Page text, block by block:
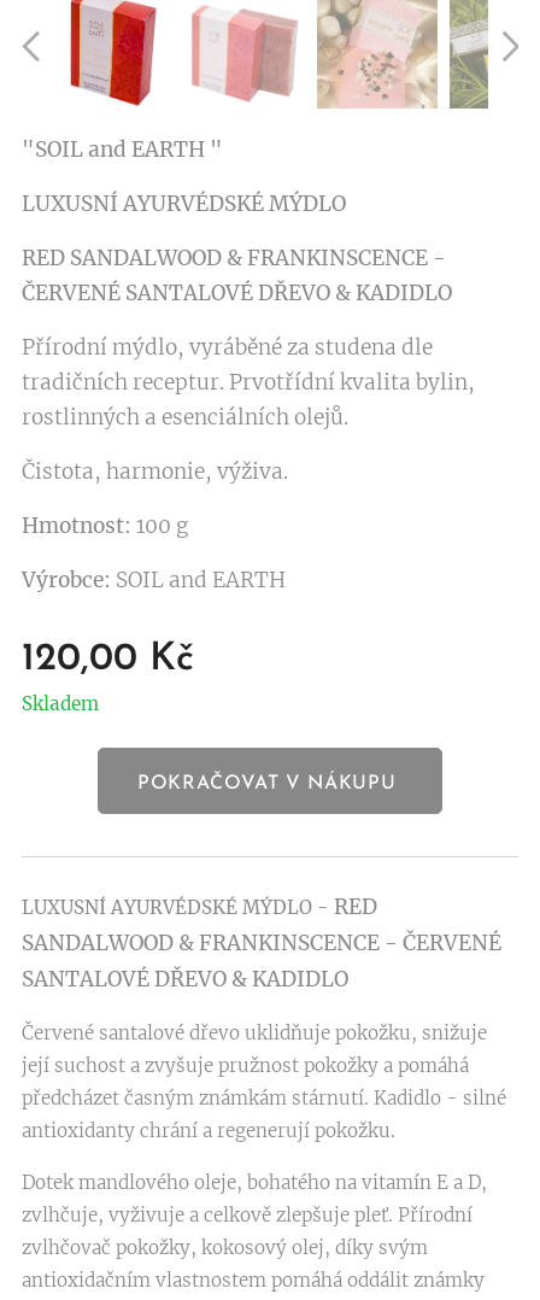
"SOIL and EARTH "
LUXUSNÍ AYURVÉDSKÉ MÝDLO
RED SANDALWOOD & FRANKINSCENCE -
ČERVENÉ SANTALOVÉ DŘEVO & KADIDLO
Přírodní mýdlo, vyráběné za studena dle
tradičních receptur. Prvotřídní kvalita bylin,
rostlinných a esenciálních olejů.
Čistota, harmonie, výživa.
Hmotnost: 100 g
Výrobce: SOIL and EARTH
120,00 Kč
Skladem
POKRAČOVAT V NÁKUPU
LUXUSNÍ AYURVÉDSKÉ MÝDLO - RED
SANDALWOOD & FRANKINSCENCE - ČERVENÉ
SANTALOVÉ DŘEVO & KADIDLO
Červené santalové dřevo uklidňuje pokožku, snižuje
její suchost a zvyšuje pružnost pokožky a pomáhá
předcházet časným známkám stárnutí. Kadidlo - silné
antioxidanty chrání a regenerují pokožku.
Dotek mandlového oleje, bohatého na vitamín E a D,
zvlhčuje, vyživuje a celkově zlepšuje pleť. Přírodní
zvlhčovač pokožky, kokosový olej, díky svým
antioxidačním vlastnostem pomáhá oddálit známky